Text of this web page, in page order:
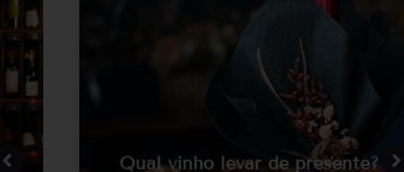
Qual vinho levar de presente? Guia